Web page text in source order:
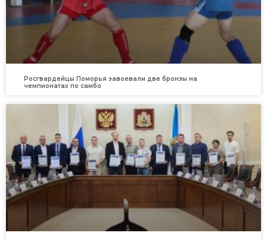
Росгвардейцы Поморья завоевали две бронзы на
чемпионатах по самбо